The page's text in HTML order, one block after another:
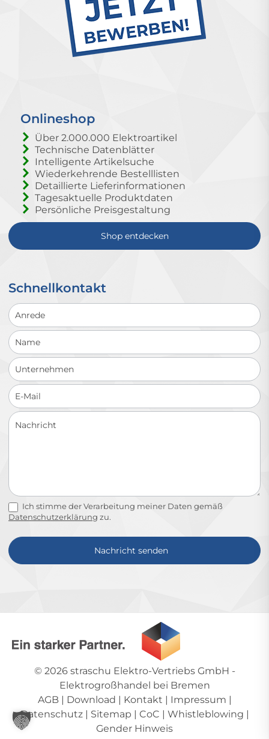
Onlineshop
Über 2.000.000 Elektroartikel
Technische Datenblätter
Intelligente Artikelsuche
Wiederkehrende Bestelllisten
Detaillierte Lieferinformationen
Tagesaktuelle Produktdaten
Persönliche Preisgestaltung
Shop entdecken
Schnellkontakt
Schnellkontakt
Ich stimme der Verarbeitung meiner Daten gemäß
Datenschutzerklärung zu.
Nachricht senden
© 2026 straschu Elektro-Vertriebs GmbH -
Elektrogroßhandel bei Bremen
AGB | Download | Kontakt | Impressum |
Datenschutz| Sitemap | CoC | Whistleblowing |
Gender Hinweis